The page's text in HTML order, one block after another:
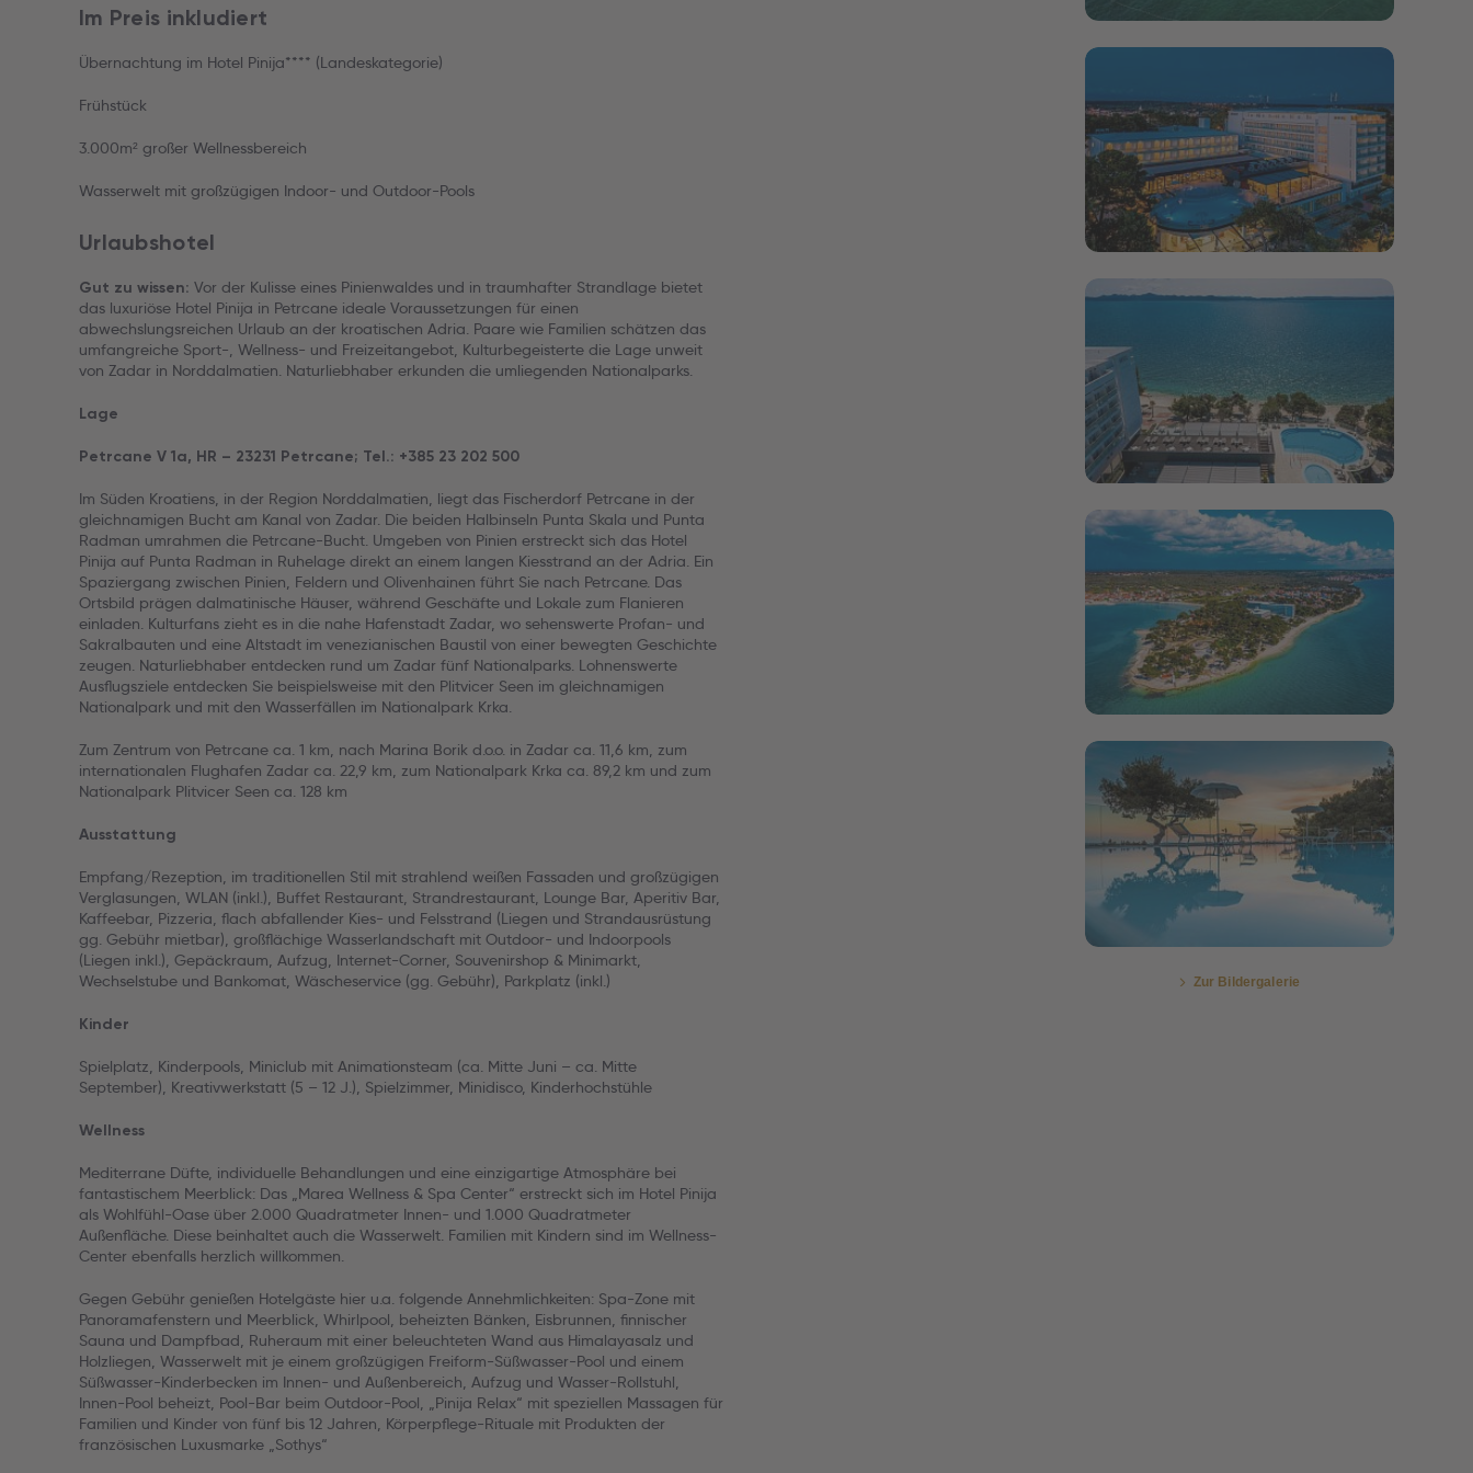
Im Preis inkludiert
Übernachtung im Hotel Pinija**** (Landeskategorie)
Frühstück
3.000m² großer Wellnessbereich
Wasserwelt mit großzügigen Indoor- und Outdoor-Pools
Urlaubshotel
Gut zu wissen: Vor der Kulisse eines Pinienwaldes und in traumhafter Strandlage bietet
das luxuriöse Hotel Pinija in Petrcane ideale Voraussetzungen für einen
abwechslungsreichen Urlaub an der kroatischen Adria. Paare wie Familien schätzen das
umfangreiche Sport-, Wellness- und Freizeitangebot, Kulturbegeisterte die Lage unweit
von Zadar in Norddalmatien. Naturliebhaber erkunden die umliegenden Nationalparks.
Lage
Petrcane V 1a, HR – 23231 Petrcane; Tel.: +385 23 202 500
Im Süden Kroatiens, in der Region Norddalmatien, liegt das Fischerdorf Petrcane in der
gleichnamigen Bucht am Kanal von Zadar. Die beiden Halbinseln Punta Skala und Punta
Radman umrahmen die Petrcane-Bucht. Umgeben von Pinien erstreckt sich das Hotel
Pinija auf Punta Radman in Ruhelage direkt an einem langen Kiesstrand an der Adria. Ein
Spaziergang zwischen Pinien, Feldern und Olivenhainen führt Sie nach Petrcane. Das
Ortsbild prägen dalmatinische Häuser, während Geschäfte und Lokale zum Flanieren
einladen. Kulturfans zieht es in die nahe Hafenstadt Zadar, wo sehenswerte Profan- und
Sakralbauten und eine Altstadt im venezianischen Baustil von einer bewegten Geschichte
zeugen. Naturliebhaber entdecken rund um Zadar fünf Nationalparks. Lohnenswerte
Ausflugsziele entdecken Sie beispielsweise mit den Plitvicer Seen im gleichnamigen
Nationalpark und mit den Wasserfällen im Nationalpark Krka.
Zum Zentrum von Petrcane ca. 1 km, nach Marina Borik d.o.o. in Zadar ca. 11,6 km, zum
internationalen Flughafen Zadar ca. 22,9 km, zum Nationalpark Krka ca. 89,2 km und zum
Nationalpark Plitvicer Seen ca. 128 km
Ausstattung
Empfang/Rezeption, im traditionellen Stil mit strahlend weißen Fassaden und großzügigen
Verglasungen, WLAN (inkl.), Buffet Restaurant, Strandrestaurant, Lounge Bar, Aperitiv Bar,
Kaffeebar, Pizzeria, flach abfallender Kies- und Felsstrand (Liegen und Strandausrüstung
gg. Gebühr mietbar), großflächige Wasserlandschaft mit Outdoor- und Indoorpools
(Liegen inkl.), Gepäckraum, Aufzug, Internet-Corner, Souvenirshop & Minimarkt,
Wechselstube und Bankomat, Wäscheservice (gg. Gebühr), Parkplatz (inkl.)
Kinder
Spielplatz, Kinderpools, Miniclub mit Animationsteam (ca. Mitte Juni – ca. Mitte
September), Kreativwerkstatt (5 – 12 J.), Spielzimmer, Minidisco, Kinderhochstühle
Wellness
Mediterrane Düfte, individuelle Behandlungen und eine einzigartige Atmosphäre bei
fantastischem Meerblick: Das „Marea Wellness & Spa Center“ erstreckt sich im Hotel Pinija
als Wohlfühl-Oase über 2.000 Quadratmeter Innen- und 1.000 Quadratmeter
Außenfläche. Diese beinhaltet auch die Wasserwelt. Familien mit Kindern sind im Wellness-
Center ebenfalls herzlich willkommen.
Gegen Gebühr genießen Hotelgäste hier u.a. folgende Annehmlichkeiten: Spa-Zone mit
Panoramafenstern und Meerblick, Whirlpool, beheizten Bänken, Eisbrunnen, finnischer
Sauna und Dampfbad, Ruheraum mit einer beleuchteten Wand aus Himalayasalz und
Holzliegen, Wasserwelt mit je einem großzügigen Freiform-Süßwasser-Pool und einem
Süßwasser-Kinderbecken im Innen- und Außenbereich, Aufzug und Wasser-Rollstuhl,
Innen-Pool beheizt, Pool-Bar beim Outdoor-Pool, „Pinija Relax“ mit speziellen Massagen für
Familien und Kinder von fünf bis 12 Jahren, Körperpflege-Rituale mit Produkten der
französischen Luxusmarke „Sothys“
Bildergalerie öffnen
Bildergalerie öffnen
Bildergalerie öffnen
Bildergalerie öffnen
Zur Bildergalerie